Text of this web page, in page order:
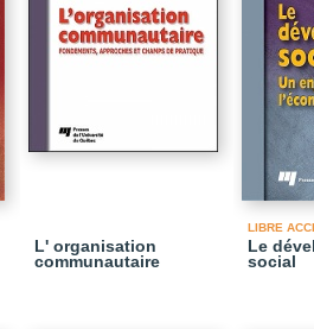
L' organisation
communautaire
LIBRE
Le
social